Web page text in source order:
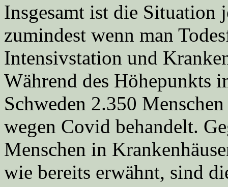
Insgesamt ist die Situation
zumindest wenn man
Intensivstation und
Während des Höhepunkts
Schweden 2.350
wegen Covid behandelt.
Menschen in
wie bereits erwähnt, sind